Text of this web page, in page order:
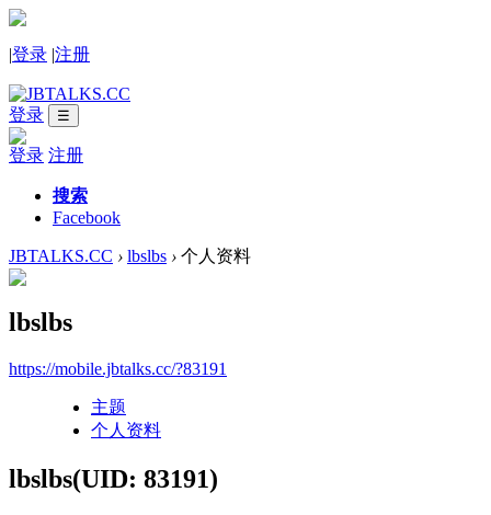
|登录 |注册
登录 ☰
登录 注册
搜索
Facebook
JBTALKS.CC › lbslbs › 个人资料
lbslbs
https://mobile.jbtalks.cc/?83191
主题
个人资料
lbslbs(UID: 83191)